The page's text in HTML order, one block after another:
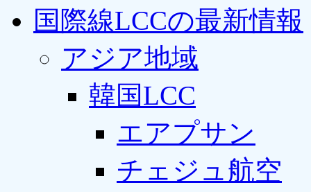
国際線LCCの最新情報
アジア地域
韓国LCC
エアプサン
チェジュ航空